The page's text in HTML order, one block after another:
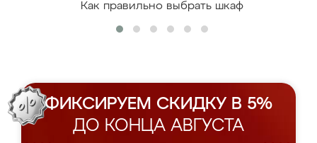
Как правильно выбрать шкаф
ФИКСИРУЕМ СКИДКУ В 5%
ДО КОНЦА АВГУСТА